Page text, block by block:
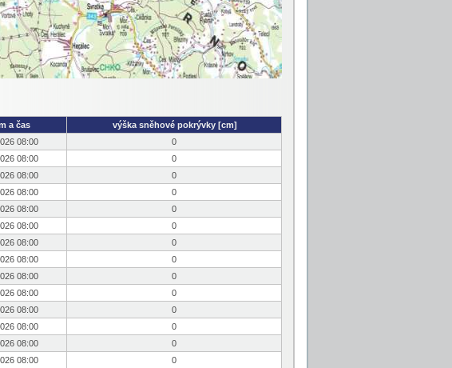
a čas
výška sněhové pokrývky [cm]
08:00
0
08:00
0
08:00
0
08:00
0
08:00
0
08:00
0
08:00
0
08:00
0
08:00
0
08:00
0
08:00
0
08:00
0
08:00
0
08:00
0